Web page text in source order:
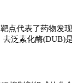
点代表了药物发现
泛素化酶(DUB)